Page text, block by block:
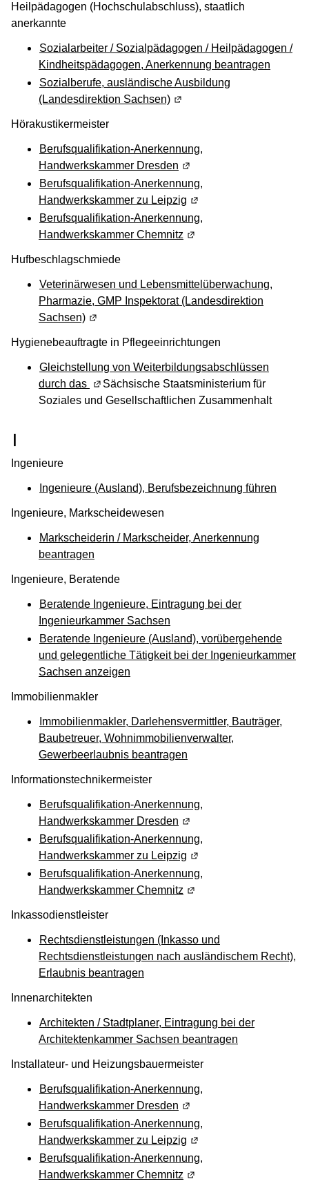
Heilpädagogen (Hochschulabschluss), staatlich
anerkannte
Sozialarbeiter / Sozialpädagogen / Heilpädagogen /
Kindheitspädagogen, Anerkennung beantragen
Sozialberufe, ausländische Ausbildung
(Landesdirektion Sachsen) (Wird in einem neuen
Hörakustikermeister
Berufsqualifikation-Anerkennung,
Handwerkskammer Dresden (Wird in einem neuen
Berufsqualifikation-Anerkennung,
Handwerkskammer zu Leipzig (Wird in einem neuen
Berufsqualifikation-Anerkennung,
Handwerkskammer Chemnitz (Wird in einem neuen
Hufbeschlagschmiede
Veterinärwesen und Lebensmittelüberwachung,
Pharmazie, GMP Inspektorat (Landesdirektion
Sachsen) (Wird in einem neuen Fenster geöffnet)
Hygienebeauftragte in Pflegeeinrichtungen
Gleichstellung von Weiterbildungsabschlüssen
durch das (Wird in einem neuen Fenster geöffnet)
Sächsische Staatsministerium für
Soziales und Gesellschaftlichen Zusammenhalt
(Wird in einem neuen Fenster
I
Ingenieure
Ingenieure (Ausland), Berufsbezeichnung führen
Ingenieure, Markscheidewesen
Markscheiderin / Markscheider, Anerkennung
beantragen
Ingenieure, Beratende
Beratende Ingenieure, Eintragung bei der
Ingenieurkammer Sachsen
Beratende Ingenieure (Ausland), vorübergehende
und gelegentliche Tätigkeit bei der Ingenieurkammer
Sachsen anzeigen
Immobilienmakler
Immobilienmakler, Darlehensvermittler, Bauträger,
Baubetreuer, Wohnimmobilienverwalter,
Gewerbeerlaubnis beantragen
Informationstechnikermeister
Berufsqualifikation-Anerkennung,
Handwerkskammer Dresden (Wird in einem neuen
Berufsqualifikation-Anerkennung,
Handwerkskammer zu Leipzig (Wird in einem neuen
Berufsqualifikation-Anerkennung,
Handwerkskammer Chemnitz (Wird in einem neuen
Inkassodienstleister
Rechtsdienstleistungen (Inkasso und
Rechtsdienstleistungen nach ausländischem Recht),
Erlaubnis beantragen
Innenarchitekten
Architekten / Stadtplaner, Eintragung bei der
Architektenkammer Sachsen beantragen
Installateur- und Heizungsbauermeister
Berufsqualifikation-Anerkennung,
Handwerkskammer Dresden (Wird in einem neuen
Berufsqualifikation-Anerkennung,
Handwerkskammer zu Leipzig (Wird in einem neuen
Berufsqualifikation-Anerkennung,
Handwerkskammer Chemnitz (Wird in einem neuen